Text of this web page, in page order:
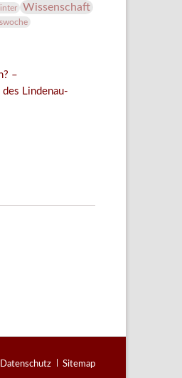
Wissenschaft
–
Lindenau-
Datenschutz Sitemap